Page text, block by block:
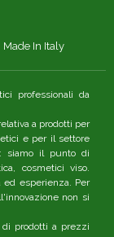
Made In Italy
professionali da
a prodotti per
e per il settore
siamo il punto di
cosmetici viso.
ed esperienza. Per
non si
prodotti a prezzi